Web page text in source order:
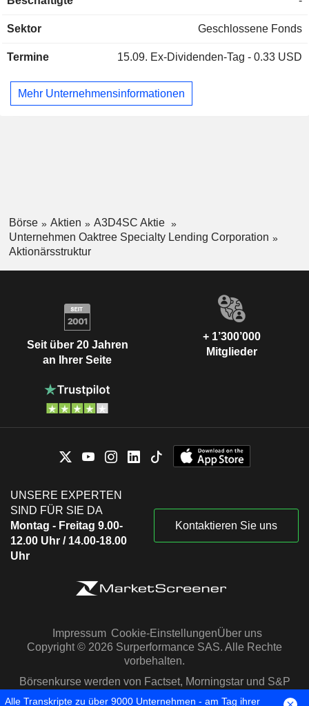
Finanzierungslösungen für Unternehmen, einschließlich
Mezzanine-Darlehen sowie Vorzugskapital. Das
Erträge durch Sekundärinvestitionen mit Abschlägen zum
erzielen. Sein Portfolio kann auch bestimmte strukturierte
Finanzierungen und andere nicht-traditionelle Strukturen
Sektor Geschlossene Fonds
Termine 15.09. Ex-Dividenden-Tag - 0.33 USD
Mehr Unternehmensinformationen
Börse Aktien
A3D4SC Aktie
Unternehmen Oaktree Specialty Lending Corporation
Aktionärsstruktur
Seit über 20 Jahren
an Ihrer Seite
+ 1’300’000
Mitglieder
UNSERE EXPERTEN
SIND FÜR SIE DA
Montag - Freitag 9.00-
12.00 Uhr / 14.00-18.00
Uhr
Kontaktieren Sie uns
Impressum Cookie-EinstellungenÜber uns
Copyright © 2026 Surperformance SAS. Alle Rechte
vorbehalten.
Börsenkurse werden von Factset, Morningstar und S&P
Capital IQ zur Verfügung gestellt
Alle Transkripte zu über 9000 Unternehmen - am Tag ihrer